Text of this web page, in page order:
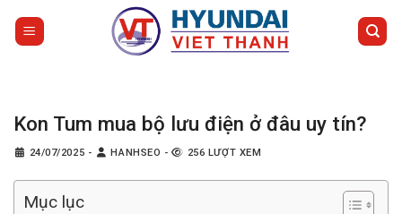
Kon Tum mua bộ lưu điện ở đâu uy tín?
24/07/2025 - HANHSEO - 256 LƯỢT XEM
Mục lục